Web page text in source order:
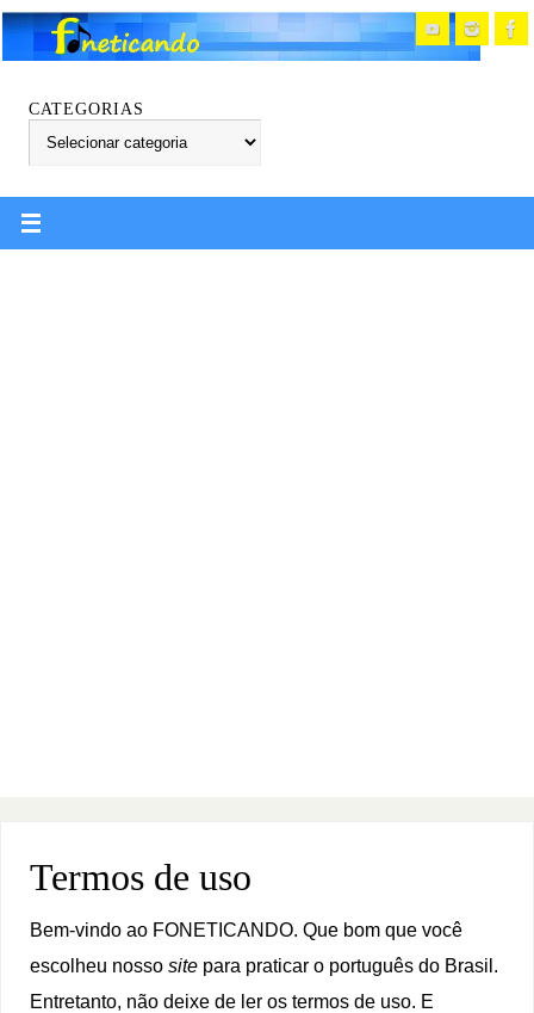
CATEGORIAS
Termos de uso
Bem-vindo ao FONETICANDO. Que bom que você
escolheu nossosite para praticar o português do Brasil.
Entretanto, não deixe de ler os termos de uso. E